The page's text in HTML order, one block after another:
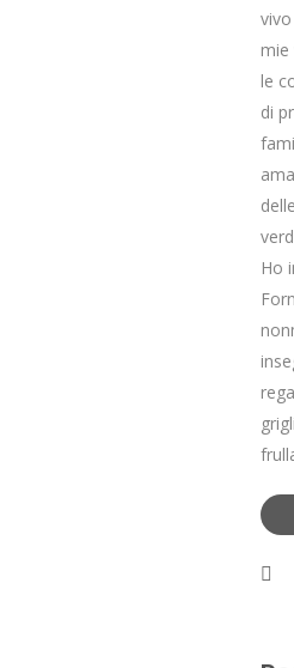
mie
le
di
Ho